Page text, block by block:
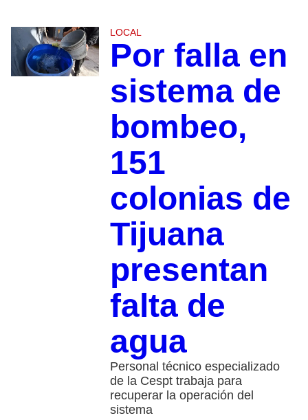
LOCAL
Por falla en
sistema de
bombeo,
151
colonias de
Tijuana
presentan
falta de
agua
Personal técnico especializado
de la Cespt trabaja para
recuperar la operación del
sistema